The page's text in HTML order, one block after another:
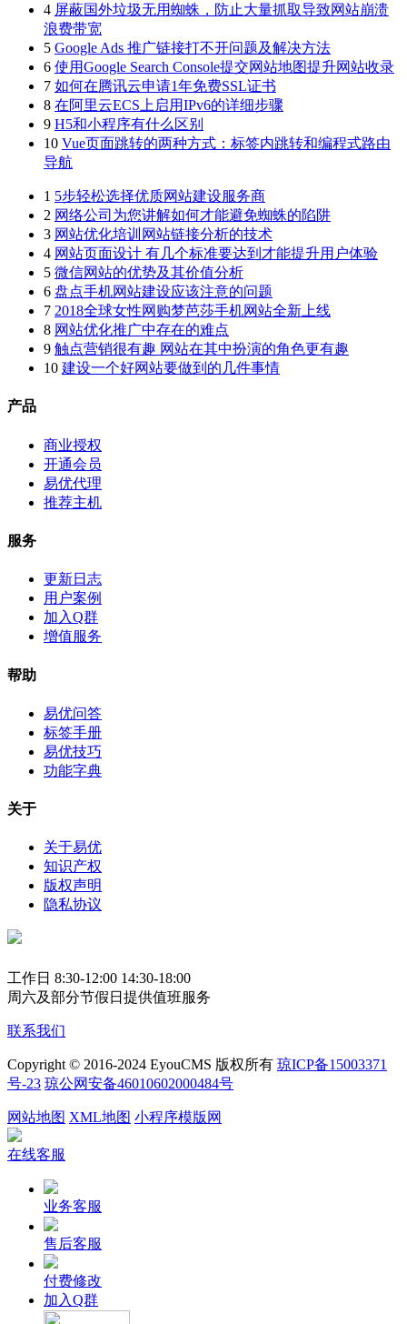
4 屏蔽国外垃圾无用蜘蛛，防止大量抓取导致网站崩溃
浪费带宽
5 Google Ads 推广链接打不开问题及解决方法
6 使用Google Search Console提交网站地图提升网站收录
7 如何在腾讯云申请1年免费SSL证书
8 在阿里云ECS上启用IPv6的详细步骤
9 H5和小程序有什么区别
10 Vue页面跳转的两种方式：标签内跳转和编程式路由
导航
1 5步轻松选择优质网站建设服务商
2 网络公司为您讲解如何才能避免蜘蛛的陷阱
3 网站优化培训网站链接分析的技术
4 网站页面设计 有几个标准要达到才能提升用户体验
5 微信网站的优势及其价值分析
6 盘点手机网站建设应该注意的问题
7 2018全球女性网购梦芭莎手机网站全新上线
8 网站优化推广中存在的难点
9 触点营销很有趣 网站在其中扮演的角色更有趣
10 建设一个好网站要做到的几件事情
产品
商业授权
开通会员
易优代理
推荐主机
服务
更新日志
用户案例
加入Q群
增值服务
帮助
易优问答
标签手册
易优技巧
功能字典
关于
关于易优
知识产权
版权声明
隐私协议
工作日 8:30-12:00 14:30-18:00
周六及部分节假日提供值班服务
联系我们
Copyright © 2016-2024 EyouCMS 版权所有 琼ICP备15003371
号-23 琼公网安备46010602000484号
网站地图 XML地图 小程序模版网
在线客服
业务客服
售后客服
付费修改
加入Q群